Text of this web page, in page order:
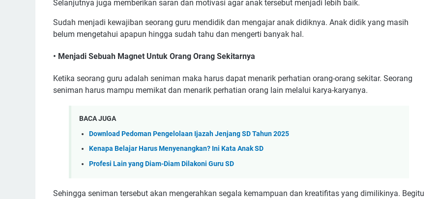
Selanjutnya juga memberikan saran dan motivasi agar anak tersebut menjadi lebih baik.
Sudah menjadi kewajiban seorang guru mendidik dan mengajar anak didiknya. Anak didik yang masih
belum mengetahui apapun hingga sudah tahu dan mengerti banyak hal.
• Menjadi Sebuah Magnet Untuk Orang Orang Sekitarnya
Ketika seorang guru adalah seniman maka harus dapat menarik perhatian orang-orang sekitar. Seorang
seniman harus mampu memikat dan menarik perhatian orang lain melalui karya-karyanya.
BACA JUGA
Download Pedoman Pengelolaan Ijazah Jenjang SD Tahun 2025
Kenapa Belajar Harus Menyenangkan? Ini Kata Anak SD
Profesi Lain yang Diam-Diam Dilakoni Guru SD
Sehingga seniman tersebut akan mengerahkan segala kemampuan dan kreatifitas yang dimilikinya. Begitu